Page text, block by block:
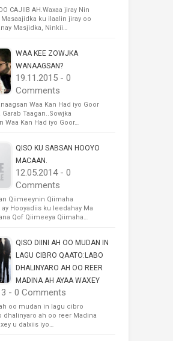
CAJIIB AH.Waxaa jiray Nin
Masaajidka ku ilaalin jiray oo
Masjidka, Ninkii…
WAA KEE ZOWJKA
WANAAGSAN?
19.11.2015 - 0
Comments
Waa Kan Had iyo Goor
Taagan..Sowjka
Waa Kan Had iyo Goor…
QISO KU SABSAN HOOYO
MACAAN.
12.05.2014 - 0
Comments
Qiimeeynin Qiimaha
Hooyadiis ku leedahay Ma
Qof Qiimeeya Qiimaha…
QISO DIINI AH OO MUDAN IN
LAGU CIBRO QAATO:LABO
DHALINYARO AH OO REER
MADINA AH AYAA WAXEY
- 0 Comments
oo mudan in lagu cibro
dhalinyaro ah oo reer Madina
u dalxiis iyo…